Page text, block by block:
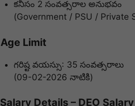
కనీసం 2 సంవత్సరాల అనుభవం
(Government / PSU / Private
Limit
గరిష్ట వయస్సు: 35 సంవత్సరాలు
(09-02-2026 నాటికి)
Details – DEO